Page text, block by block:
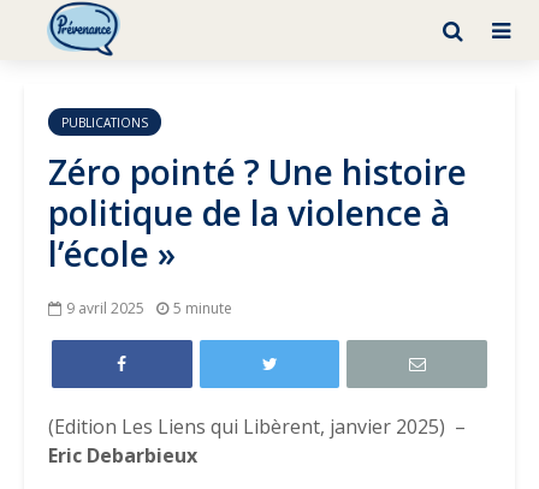
PUBLICATIONS
Zéro pointé ? Une histoire
politique de la violence à
l’école »
9 avril 2025 5 minute
(Edition Les Liens qui Libèrent, janvier 2025) –
Eric Debarbieux